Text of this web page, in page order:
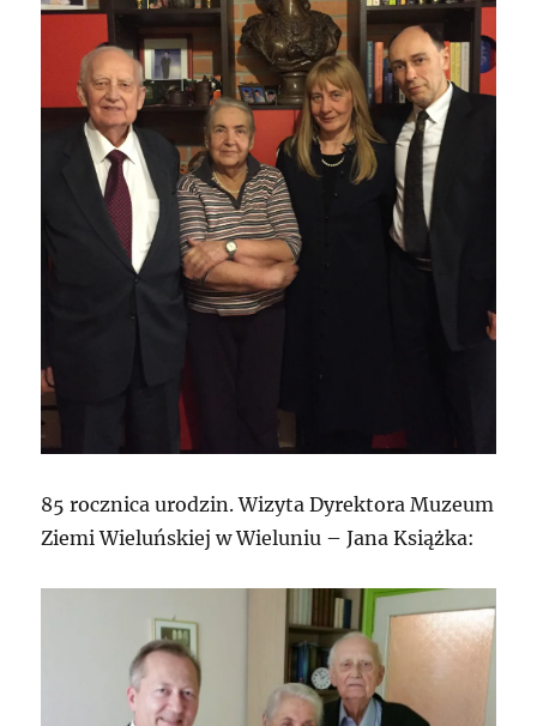
85 rocznica urodzin. Wizyta Dyrektora Muzeum
Ziemi Wieluńskiej w Wieluniu – Jana Książka: